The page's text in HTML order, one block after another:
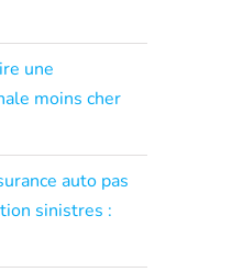
une
moins cher
auto pas
sinistres :